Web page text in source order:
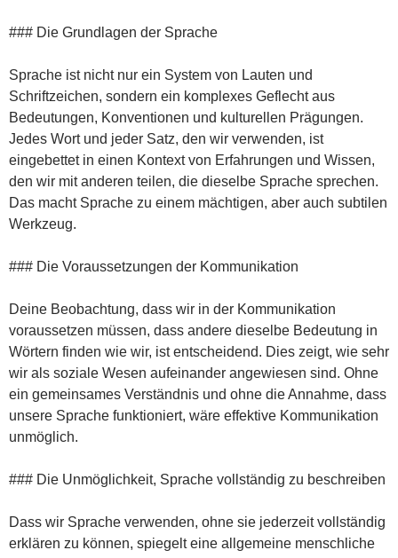
### Die Grundlagen der Sprache
Sprache ist nicht nur ein System von Lauten und
Schriftzeichen, sondern ein komplexes Geflecht aus
Bedeutungen, Konventionen und kulturellen Prägungen.
Jedes Wort und jeder Satz, den wir verwenden, ist
eingebettet in einen Kontext von Erfahrungen und Wissen,
den wir mit anderen teilen, die dieselbe Sprache sprechen.
Das macht Sprache zu einem mächtigen, aber auch subtilen
Werkzeug.
### Die Voraussetzungen der Kommunikation
Deine Beobachtung, dass wir in der Kommunikation
voraussetzen müssen, dass andere dieselbe Bedeutung in
Wörtern finden wie wir, ist entscheidend. Dies zeigt, wie sehr
wir als soziale Wesen aufeinander angewiesen sind. Ohne
ein gemeinsames Verständnis und ohne die Annahme, dass
unsere Sprache funktioniert, wäre effektive Kommunikation
unmöglich.
### Die Unmöglichkeit, Sprache vollständig zu beschreiben
Dass wir Sprache verwenden, ohne sie jederzeit vollständig
erklären zu können, spiegelt eine allgemeine menschliche